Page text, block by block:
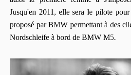
Jusqu'en 2011, elle sera le pilote
proposé par BMW permettant à des
Nordschleife à bord de BMW M5.